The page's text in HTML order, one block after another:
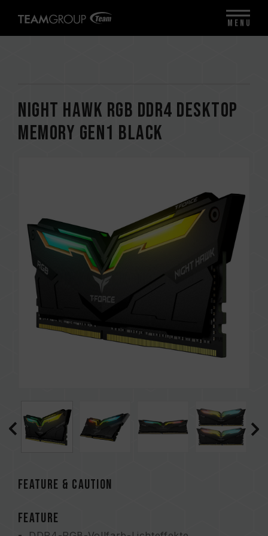
NIGHT HAWK RGB DDR4 DESKTOP
MEMORY Gen1 BLACK
FEATURE & CAUTION
FEATURE
MENU